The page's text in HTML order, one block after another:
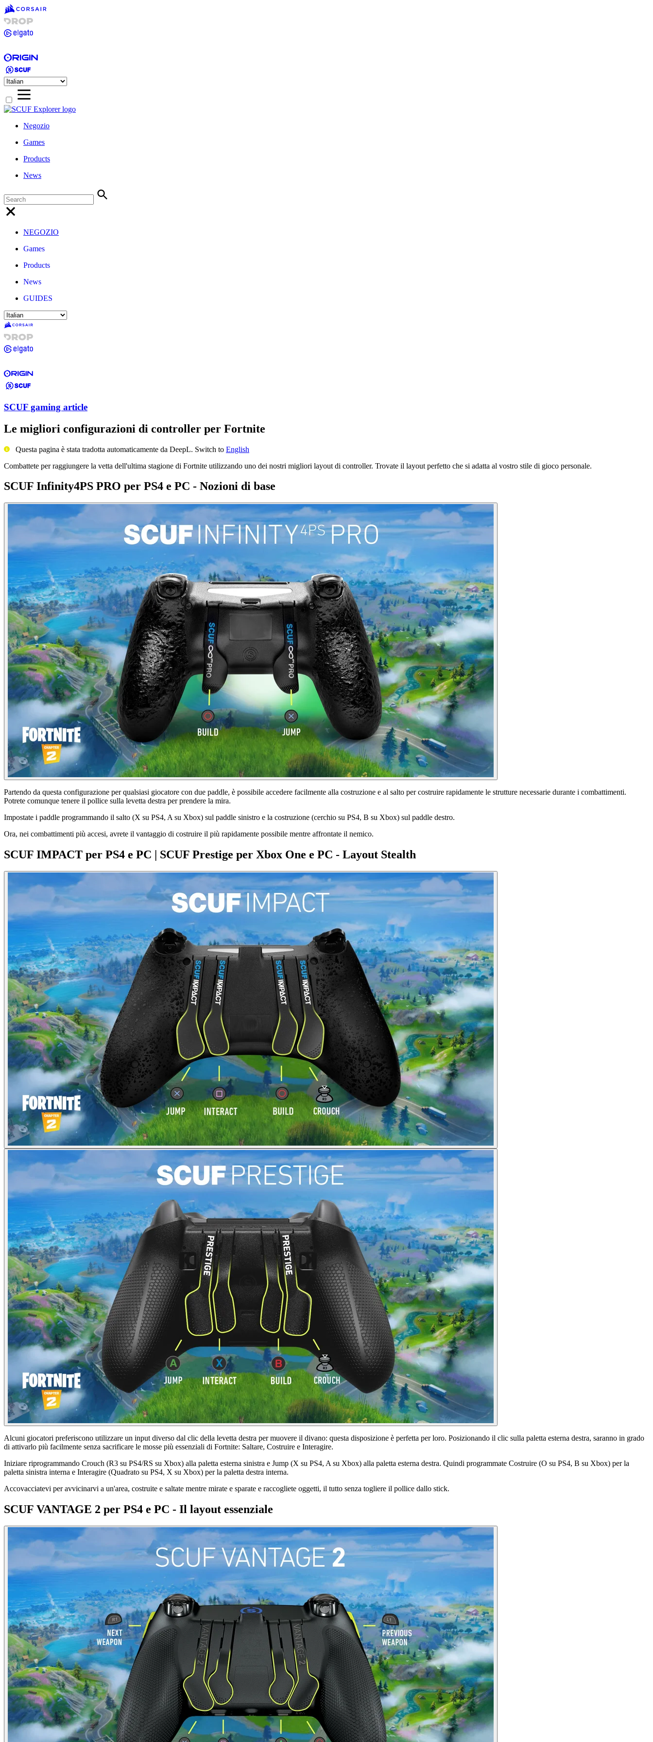
Negozio
Games
Products
News
NEGOZIO
Games
Products
News
GUIDES
SCUF gaming article
Le migliori configurazioni di controller per Fortnite
Questa pagina è stata tradotta automaticamente da DeepL. Switch to English
Combattete per raggiungere la vetta dell'ultima stagione di Fortnite utilizzando uno dei nostri migliori layout di controller. Trovate il layout perfetto che si adatta al vostro stile di gioco personale.
SCUF Infinity4PS PRO per PS4 e PC - Nozioni di base
Partendo da questa configurazione per qualsiasi giocatore con due paddle, è possibile accedere facilmente alla costruzione e al salto per costruire rapidamente le strutture necessarie durante i combattimenti.
Potrete comunque tenere il pollice sulla levetta destra per prendere la mira.
Impostate i paddle programmando il salto (X su PS4, A su Xbox) sul paddle sinistro e la costruzione (cerchio su PS4, B su Xbox) sul paddle destro.
Ora, nei combattimenti più accesi, avrete il vantaggio di costruire il più rapidamente possibile mentre affrontate il nemico.
SCUF IMPACT per PS4 e PC | SCUF Prestige per Xbox One e PC - Layout Stealth
Alcuni giocatori preferiscono utilizzare un input diverso dal clic della levetta destra per muovere il divano: questa disposizione è perfetta per loro. Posizionando il clic sulla paletta esterna destra, saranno in grado
di attivarlo più facilmente senza sacrificare le mosse più essenziali di Fortnite: Saltare, Costruire e Interagire.
Iniziare riprogrammando Crouch (R3 su PS4/RS su Xbox) alla paletta esterna sinistra e Jump (X su PS4, A su Xbox) alla paletta esterna destra. Quindi programmate Costruire (O su PS4, B su Xbox) per la
paletta sinistra interna e Interagire (Quadrato su PS4, X su Xbox) per la paletta destra interna.
Accovacciatevi per avvicinarvi a un'area, costruite e saltate mentre mirate e sparate e raccogliete oggetti, il tutto senza togliere il pollice dallo stick.
SCUF VANTAGE 2 per PS4 e PC - Il layout essenziale